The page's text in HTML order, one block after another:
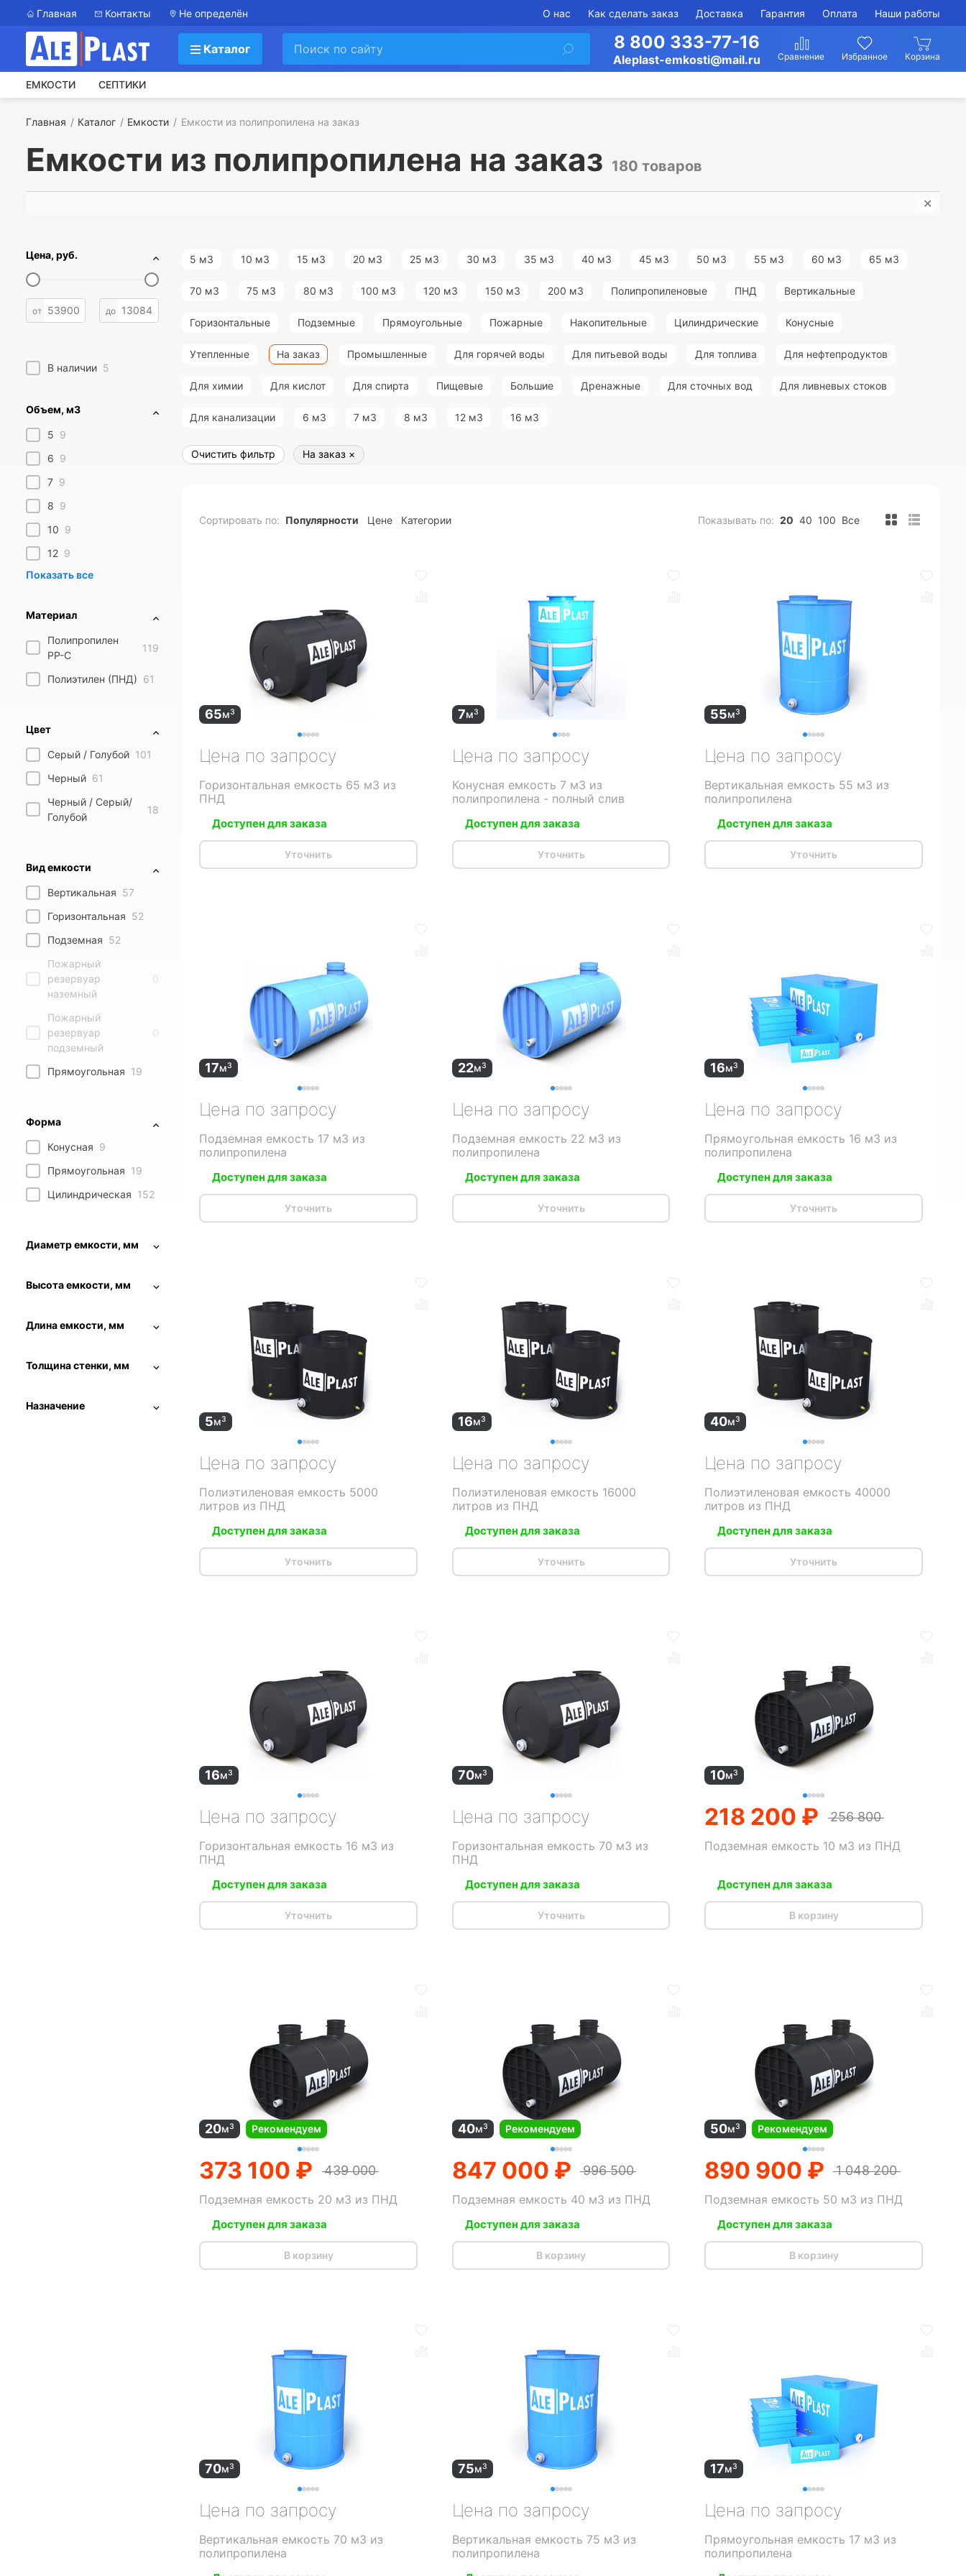
Главная Контакты Не определён О нас Как сделать заказ Доставка Гарантия Оплата Наши работы
Каталог 8 800 333-77-16
Aleplast-emkosti@mail.ru
ЕМКОСТИ СЕПТИКИ
Главная Каталог Емкости Емкости из полипропилена на заказ
Емкости из полипропилена на заказ 180 товаров
✕
Цена, руб.
от до
В наличии 5
Объем, м3
5 9
6 9
7 9
8 9
10 9
12 9
Материал
Полипропилен
PP-C
119
Полиэтилен (ПНД) 61
Цвет
Серый / Голубой 101
Черный 61
Черный / Серый/
Голубой
18
Вид емкости
Вертикальная 57
Горизонтальная 52
Подземная 52
Пожарный
резервуар
наземный
0
Пожарный
резервуар
подземный
0
Прямоугольная 19
Форма
Конусная 9
Прямоугольная 19
Цилиндрическая 152
Диаметр емкости, мм
Высота емкости, мм
Длина емкости, мм
Толщина стенки, мм
Назначение
5 м3 10 м3 15 м3 20 м3 25 м3 30 м3 35 м3 40 м3 45 м3 50 м3 55 м3 60 м3 65 м3
70 м3 75 м3 80 м3 100 м3 120 м3 150 м3 200 м3 Полипропиленовые ПНД Вертикальные
Горизонтальные Подземные Прямоугольные Пожарные Накопительные Цилиндрические Конусные
Утепленные На заказ Промышленные Для горячей воды Для питьевой воды Для топлива Для нефтепродуктов
Для химии Для кислот Для спирта Пищевые Большие Дренажные Для сточных вод Для ливневых стоков
Для канализации 6 м3 7 м3 8 м3 12 м3 16 м3
Очистить фильтр На заказ ×
Сортировать по: Популярности Цене Категории Показывать по: 20 40 100 Все
Горизонтальная емкость 65 м3 из
ПНД
65м3
Доступен для заказа
Цена по запросу
Уточнить
Конусная емкость 7 м3 из
полипропилена - полный слив
7м3
Доступен для заказа
Цена по запросу
Уточнить
Вертикальная емкость 55 м3 из
полипропилена
55м3
Доступен для заказа
Цена по запросу
Уточнить
Подземная емкость 17 м3 из
полипропилена
17м3
Доступен для заказа
Цена по запросу
Уточнить
Подземная емкость 22 м3 из
полипропилена
22м3
Доступен для заказа
Цена по запросу
Уточнить
Прямоугольная емкость 16 м3 из
полипропилена
16м3
Доступен для заказа
Цена по запросу
Уточнить
Полиэтиленовая емкость 5000
литров из ПНД
5м3
Доступен для заказа
Цена по запросу
Уточнить
Полиэтиленовая емкость 16000
литров из ПНД
16м3
Доступен для заказа
Цена по запросу
Уточнить
Полиэтиленовая емкость 40000
литров из ПНД
40м3
Доступен для заказа
Цена по запросу
Уточнить
Горизонтальная емкость 16 м3 из
ПНД
16м3
Доступен для заказа
Цена по запросу
Уточнить
Горизонтальная емкость 70 м3 из
ПНД
70м3
Доступен для заказа
Цена по запросу
Уточнить
Подземная емкость 10 м3 из ПНД
10м3
Доступен для заказа
218 200 ₽ 256 800
В корзину
Подземная емкость 20 м3 из ПНД
20м3 Рекомендуем
Доступен для заказа
373 100 ₽ 439 000
В корзину
Подземная емкость 40 м3 из ПНД
40м3 Рекомендуем
Доступен для заказа
847 000 ₽ 996 500
В корзину
Подземная емкость 50 м3 из ПНД
50м3 Рекомендуем
Доступен для заказа
890 900 ₽ 1 048 200
В корзину
Вертикальная емкость 70 м3 из
полипропилена
70м3
Цена по запросу
Вертикальная емкость 75 м3 из
полипропилена
75м3
Цена по запросу
Прямоугольная емкость 17 м3 из
полипропилена
17м3
Цена по запросу